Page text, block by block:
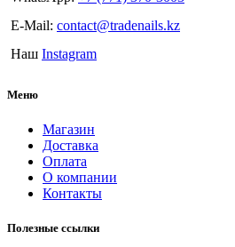
E-Mail: contact@tradenails.kz
Наш Instagram
Меню
Магазин
Доставка
Оплата
О компании
Контакты
Полезные ссылки